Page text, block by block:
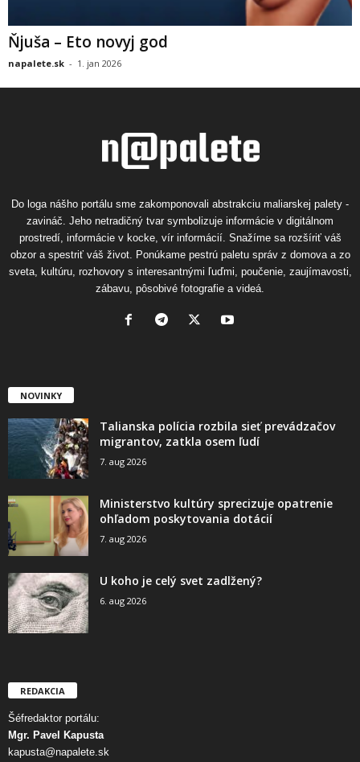
Ňjuša – Eto novyj god
napalete.sk - 1. jan 2026
Do loga nášho portálu sme zakomponovali abstrakciu maliarskej palety -
zavináč. Jeho netradičný tvar symbolizuje informácie v digitálnom
prostredí, informácie v kocke, vír informácií. Snažíme sa rozšíriť váš
obzor a spestriť váš život. Ponúkame pestrú paletu správ z domova a zo
sveta, kultúru, rozhovory s interesantnými ľuďmi, poučenie, zaujímavosti,
zábavu, pôsobivé fotografie a videá.
NOVINKY
Talianska polícia rozbila sieť prevádzačov
migrantov, zatkla osem ľudí
7. aug 2026
Ministerstvo kultúry sprecizuje opatrenie
ohľadom poskytovania dotácií
7. aug 2026
U koho je celý svet zadlžený?
6. aug 2026
REDAKCIA
Šéfredaktor portálu:
Mgr. Pavel Kapusta
kapusta@napalete.sk